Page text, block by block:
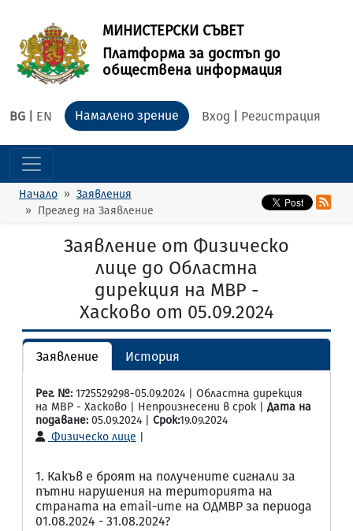
МИНИСТЕРСКИ СЪВЕТ
Платформа за достъп до
обществена информация
BG EN Вход Регистрация
Намалено зрение
Начало
Заявления
Преглед на Заявление
Заявление от Физическо
лице до Областна
дирекция на МВР -
Хасково от 05.09.2024
Заявление История
Рег. №: 1725529298-05.09.2024 | Областна дирекция
на МВР - Хасково | Непроизнесени в срок | Дата на
подаване: 05.09.2024 | Срок:19.09.2024
Физическо лице
1. Какъв е броят на получените сигнали за
пътни нарушения на територията на
страната на email-ите на ОДМВР за периода
01.08.2024 - 31.08.2024?